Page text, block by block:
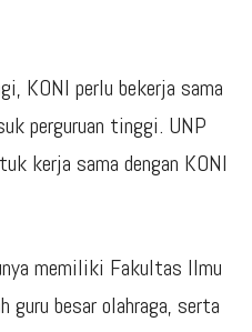
KONI perlu bekerja sama
perguruan tinggi. UNP
kerja sama dengan KONI
memiliki Fakultas Ilmu
guru besar olahraga, serta